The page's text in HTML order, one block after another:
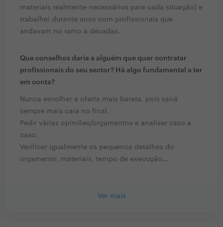
materiais realmente necessários para cada situação) e
trabalhei durante anos com profissionais que
andavam no ramo à décadas.
Que conselhos daria a alguém que quer contratar
profissionais do seu sector? Há algo fundamental a ter
em conta?
Nunca escolher a oferta mais barata, pois sairá
sempre mais cara no final.
Pedir várias opiniões/orçamentos e analisar caso a
caso.
Verificar igualmente os pequenos detalhes do
orçamento, materiais, tempo de execução...
Ver mais